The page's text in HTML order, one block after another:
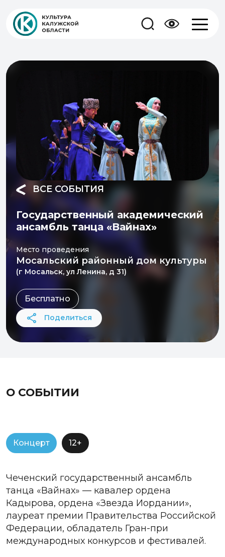
ВСЕ СОБЫТИЯ
Государственный академический
ансамбль танца «Вайнах»
Место проведения
Мосальский районный дом культуры
(г Мосальск, ул Ленина, д 31)
Бесплатно
Поделиться
О СОБЫТИИ
Концерт 12+
Чеченский государственный ансамбль
танца «Вайнах» — кавалер ордена
Кадырова, ордена «Звезда Иордании»,
лауреат премии Правительства Российской
Федерации, обладатель Гран-при
международных конкурсов и фестивалей.